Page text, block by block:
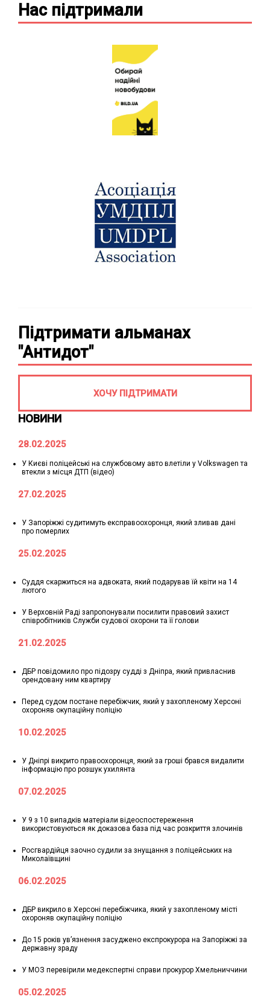
НОВИНИ
28.02.2025
У Києві поліцейські на службовому авто влетіли у Volkswagen та
втекли з місця ДТП (відео)
27.02.2025
У Запоріжжі судитимуть експравоохоронця, який зливав дані
про померлих
25.02.2025
Суддя скаржиться на адвоката, який подарував їй квіти на 14
лютого
У Верховній Раді запропонували посилити правовий захист
співробітників Служби судової охорони та її голови
21.02.2025
ДБР повідомило про підозру судді з Дніпра, який привласнив
орендовану ним квартиру
Перед судом постане перебіжчик, який у захопленому Херсоні
охороняв окупаційну поліцію
10.02.2025
У Дніпрі викрито правоохоронця, який за гроші брався видалити
інформацію про розшук ухилянта
07.02.2025
У 9 з 10 випадків матеріали відеоспостереження
використовуються як доказова база під час розкриття злочинів
Росгвардійця заочно судили за знущання з поліцейських на
Миколаївщині
06.02.2025
ДБР викрило в Херсоні перебіжчика, який у захопленому місті
охороняв окупаційну поліцію
До 15 років ув’язнення засуджено експрокурора на Запоріжжі за
державну зраду
У МОЗ перевірили медекспертні справи прокурор Хмельниччини
05.02.2025
Нас підтримали
Підтримати альманах
"Антидот"
ХОЧУ ПІДТРИМАТИ